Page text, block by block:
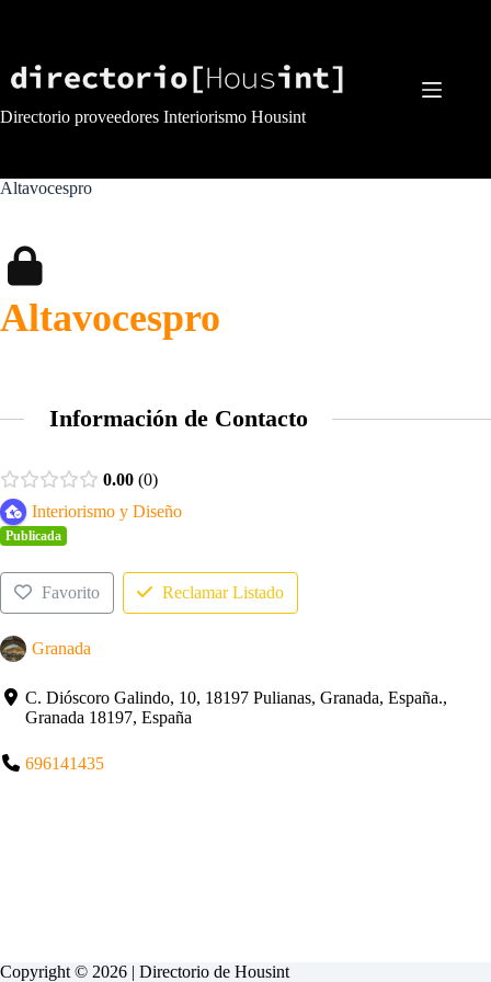
Directorio proveedores Interiorismo Housint
Altavocespro
Altavocespro
Información de Contacto
0.00 0
Interiorismo y Diseño
Publicada
Favorito Reclamar Listado
Granada
C. Dióscoro Galindo, 10, 18197 Pulianas, Granada, España.,
Granada 18197, España
696141435
Copyright © 2026 | Directorio de Housint